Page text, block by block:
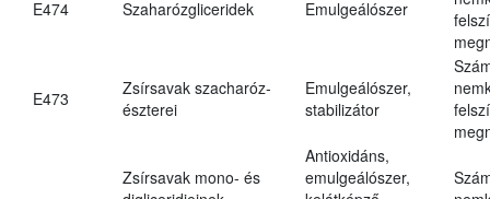
E474 Szaharózgliceridek Emulgeálószer
E473
Zsírsavak szacharóz-
észterei
Emulgeálószer,
stabilizátor
Zsírsavak mono- és
Antioxidáns,
emulgeálószer,